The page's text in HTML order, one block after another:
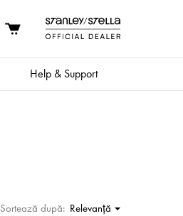
Help & Support
Sortează după: Relevanţă